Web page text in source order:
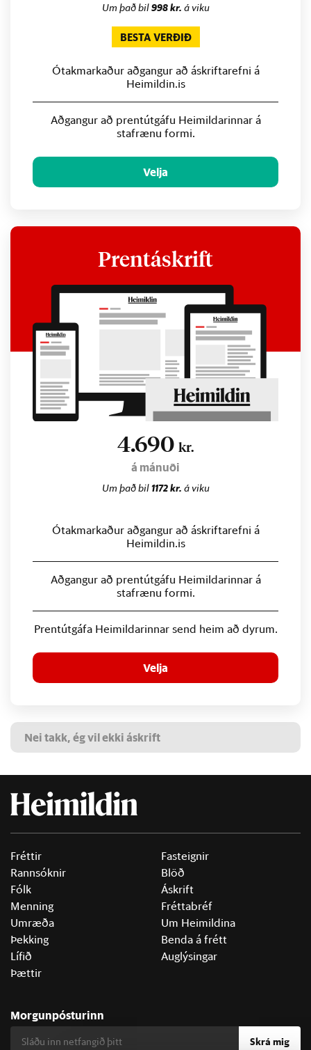
Um það bil998 kr. á viku
BESTA VERÐIÐ
Ótakmarkaður aðgangur að áskriftarefni á
Heimildin.is
Aðgangur að prentútgáfu Heimildarinnar á
stafrænu formi.
Velja
Prentáskrift
4.690 kr.
á mánuði
Um það bil1172 kr. á viku
Ótakmarkaður aðgangur að áskriftarefni á
Heimildin.is
Aðgangur að prentútgáfu Heimildarinnar á
stafrænu formi.
Prentútgáfa Heimildarinnar send heim að dyrum.
Velja
Nei takk, ég vil ekki áskrift
Fréttir
Rannsóknir
Fólk
Menning
Umræða
Þekking
Lífið
Þættir
Fasteignir
Blöð
Áskrift
Fréttabréf
Um Heimildina
Benda á frétt
Auglýsingar
Morgunpósturinn
Skrá mig